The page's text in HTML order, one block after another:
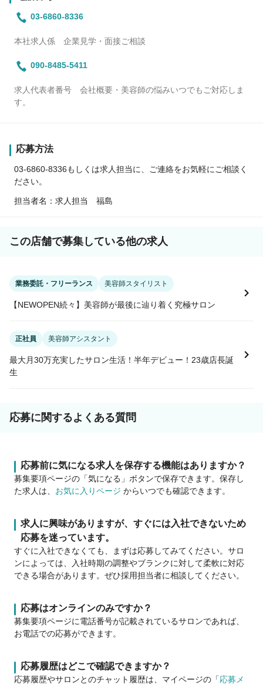
03-6860-8336
本社求人係 企業見学・面接ご相談
090-8485-5411
求人代表者番号 会社概要・美容師の悩みいつでもご対応しま
す。
応募方法
03-6860-8336もしくは求人担当に、ご連絡をお気軽にご相談く
ださい。
担当者名：求人担当 福島
この店舗で募集している他の求人
業務委託・フリーランス 美容師スタイリスト
【NEWOPEN続々】美容師が最後に辿り着く究極サロン
正社員 美容師アシスタント
最大月30万充実したサロン生活！半年デビュー！23歳店長誕
生
応募に関するよくある質問
応募前に気になる求人を保存する機能はありますか？
募集要項ページの「気になる」ボタンで保存できます。保存し
た求人は、 お気に入りページ からいつでも確認できます。
求人に興味がありますが、すぐには入社できないため
応募を迷っています。
すぐに入社できなくても、まずは応募してみてください。サロ
ンによっては、入社時期の調整やブランクに対して柔軟に対応
できる場合があります。ぜひ採用担当者に相談してください。
応募はオンラインのみですか？
募集要項ページに電話番号が記載されているサロンであれば、
お電話での応募ができます。
応募履歴はどこで確認できますか？
応募履歴やサロンとのチャット履歴は、マイページの「応募メ